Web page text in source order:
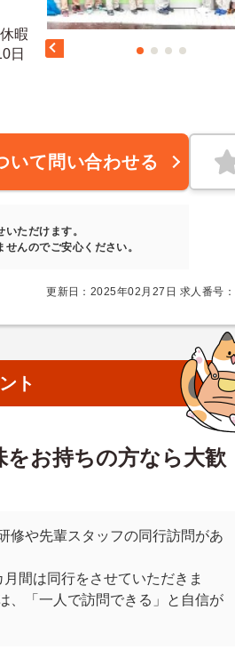
暇
10日
いて問い合わせる
ただけます。
んのでご安心ください。
更新日：2025年02月27日 求人番号
ト
お持ちの方なら大歓
修や先輩スタッフの同行訪問があ
間は同行をさせていただきま
、「一人で訪問できる」と自信が